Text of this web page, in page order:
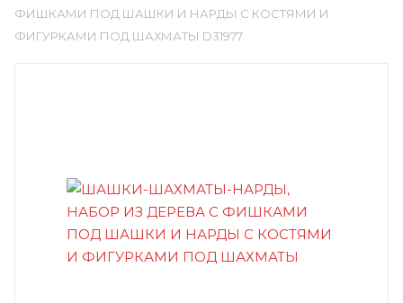
ФИШКАМИ ПОД ШАШКИ И НАРДЫ С КОСТЯМИ И
ФИГУРКАМИ ПОД ШАХМАТЫ D31977